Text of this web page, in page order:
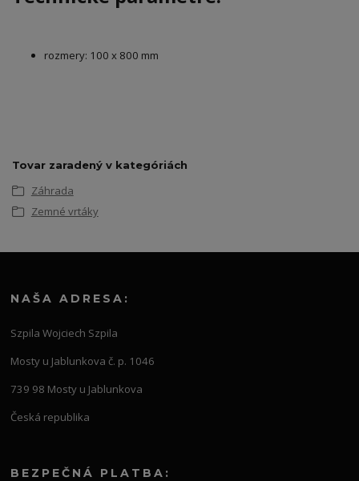
rozmery: 100 x 800 mm
Tovar zaradený v kategóriách
Záhrada
Zemné vrtáky
NAŠA ADRESA:
Szpila Wojciech Szpila
Mosty u Jablunkova č. p. 1046
739 98 Mosty u Jablunkova
Česká republika
BEZPEČNÁ PLATBA: